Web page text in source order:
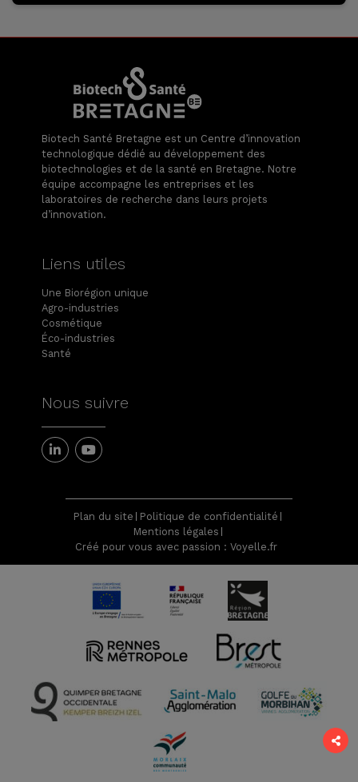
Biotech Santé Bretagne est un Centre d’innovation
technologique dédié au développement des
biotechnologies et de la santé en Bretagne. Notre
équipe accompagne les entreprises et les
laboratoires de recherche dans leurs projets
d’innovation.
Liens utiles
Une Biorégion unique
Agro-industries
Cosmétique
Éco-industries
Santé
Nous suivre
Plan du site
Politique de confidentialité
Mentions légales
Créé pour vous avec passion : Voyelle.fr